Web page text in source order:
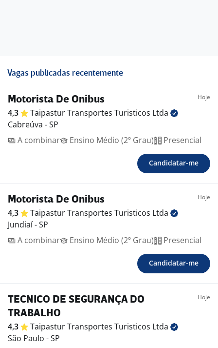
Vagas publicadas recentemente
Motorista De Onibus Hoje
4,3 Taipastur Transportes Turisticos Ltda
Cabreúva - SP
A combinar
Ensino Médio (2º Grau) Presencial
Candidatar-me
Motorista De Onibus Hoje
4,3 Taipastur Transportes Turisticos Ltda
Jundiaí - SP
A combinar
Ensino Médio (2º Grau) Presencial
Candidatar-me
TECNICO DE SEGURANÇA DO
TRABALHO
Hoje
4,3 Taipastur Transportes Turisticos Ltda
São Paulo - SP